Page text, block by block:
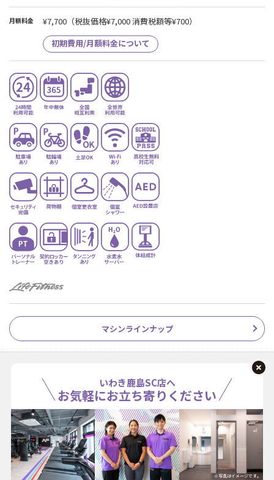
月額料金 ¥7,700 （税抜価格¥7,000 消費税額等¥700）
初期費用/月額料金について
マシンラインナップ
いわき鹿島SC店へ
お気軽にお立ち寄りください
※写真はイメージです。